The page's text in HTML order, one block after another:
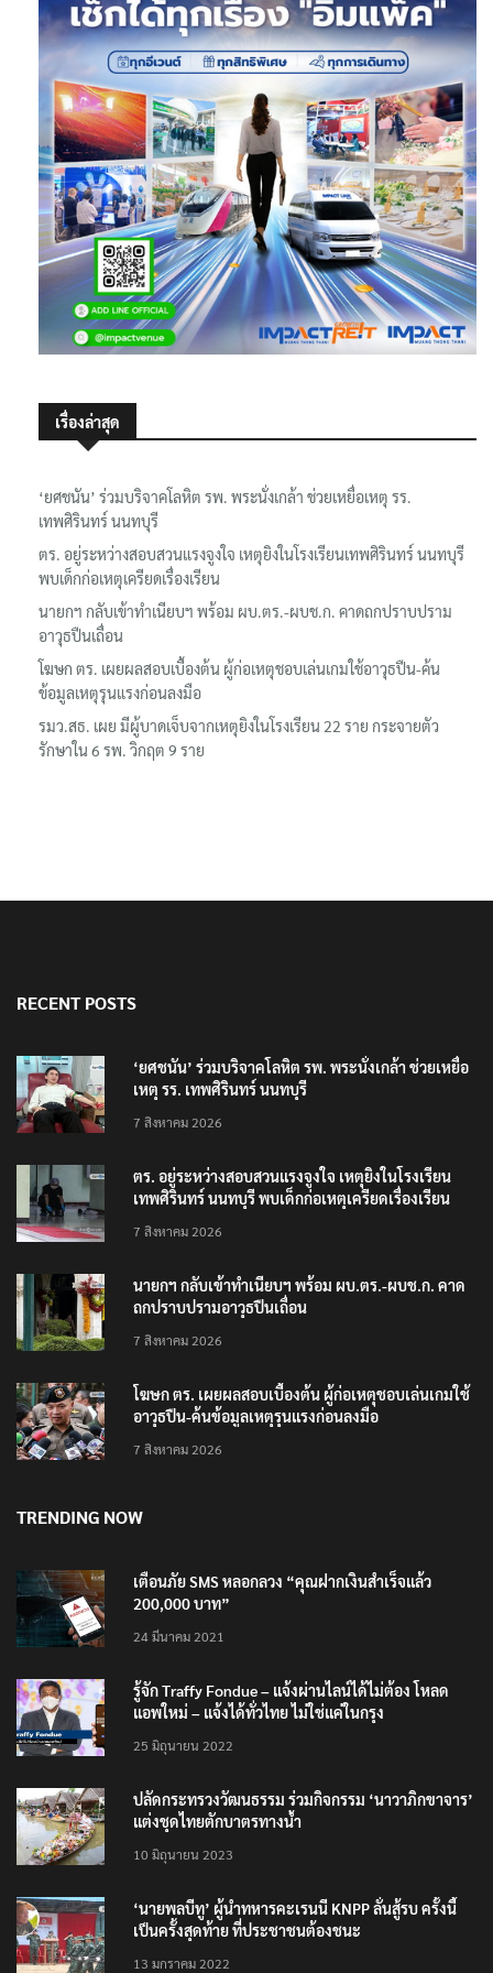
เรื่องล่าสุด
‘ยศชนัน’ ร่วมบริจาคโลหิต รพ. พระนั่งเกล้า ช่วยเหยื่อเหตุ รร.
เทพศิรินทร์ นนทบุรี
ตร. อยู่ระหว่างสอบสวนแรงจูงใจ เหตุยิงในโรงเรียนเทพศิรินทร์ นนทบุรี
พบเด็กก่อเหตุเครียดเรื่องเรียน
นายกฯ กลับเข้าทำเนียบฯ พร้อม ผบ.ตร.-ผบช.ก. คาดถกปราบปราม
อาวุธปืนเถื่อน
โฆษก ตร. เผยผลสอบเบื้องต้น ผู้ก่อเหตุชอบเล่นเกมใช้อาวุธปืน-ค้น
ข้อมูลเหตุรุนแรงก่อนลงมือ
รมว.สธ. เผย มีผู้บาดเจ็บจากเหตุยิงในโรงเรียน 22 ราย กระจายตัว
รักษาใน 6 รพ. วิกฤต 9 ราย
RECENT POSTS
‘ยศชนัน’ ร่วมบริจาคโลหิต รพ. พระนั่งเกล้า ช่วยเหยื่อ
เหตุ รร. เทพศิรินทร์ นนทบุรี
7 สิงหาคม 2026
ตร. อยู่ระหว่างสอบสวนแรงจูงใจ เหตุยิงในโรงเรียน
เทพศิรินทร์ นนทบุรี พบเด็กก่อเหตุเครียดเรื่องเรียน
7 สิงหาคม 2026
นายกฯ กลับเข้าทำเนียบฯ พร้อม ผบ.ตร.-ผบช.ก. คาด
ถกปราบปรามอาวุธปืนเถื่อน
7 สิงหาคม 2026
โฆษก ตร. เผยผลสอบเบื้องต้น ผู้ก่อเหตุชอบเล่นเกมใช้
อาวุธปืน-ค้นข้อมูลเหตุรุนแรงก่อนลงมือ
7 สิงหาคม 2026
TRENDING NOW
เตือนภัย SMS หลอกลวง “คุณฝากเงินสำเร็จแล้ว
200,000 บาท”
24 มีนาคม 2021
รู้จัก Traffy Fondue – แจ้งผ่านไลน์ได้ไม่ต้อง โหลด
แอพใหม่ – แจ้งได้ทั่วไทย ไม่ใช่แค่ในกรุง
25 มิถุนายน 2022
ปลัดกระทรวงวัฒนธรรม ร่วมกิจกรรม ‘นาวาภิกขาจาร’
แต่งชุดไทยตักบาตรทางน้ำ
10 มิถุนายน 2023
‘นายพลบีทู’ ผู้นำทหารคะเรนนี KNPP ลั่นสู้รบ ครั้งนี้
เป็นครั้งสุดท้าย ที่ประชาชนต้องชนะ
13 มกราคม 2022